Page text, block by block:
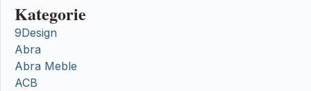
Kategorie
9Design
Abra
Abra Meble
ACB